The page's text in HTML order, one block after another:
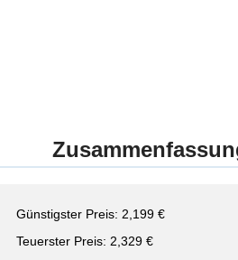
Günstigster Preis: 2,199 €
Teuerster Preis: 2,329 €